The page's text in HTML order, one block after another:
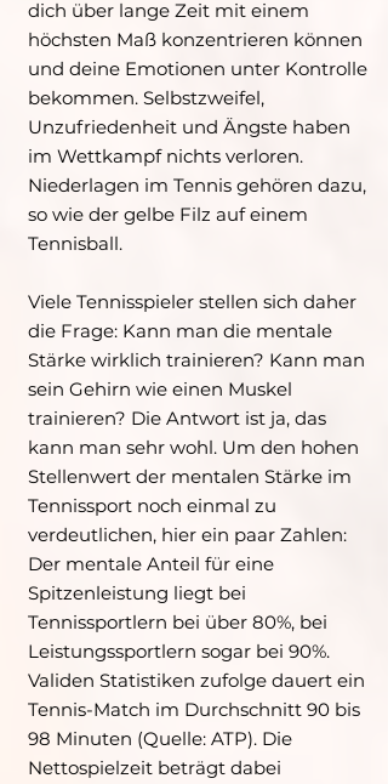
dich über lange Zeit mit einem
höchsten Maß konzentrieren können
und deine Emotionen unter Kontrolle
bekommen. Selbstzweifel,
Unzufriedenheit und Ängste haben
im Wettkampf nichts verloren.
Niederlagen im Tennis gehören dazu,
so wie der gelbe Filz auf einem
Tennisball.
Viele Tennisspieler stellen sich daher
die Frage: Kann man die mentale
Stärke wirklich trainieren? Kann man
sein Gehirn wie einen Muskel
trainieren? Die Antwort ist ja, das
kann man sehr wohl. Um den hohen
Stellenwert der mentalen Stärke im
Tennissport noch einmal zu
verdeutlichen, hier ein paar Zahlen:
Der mentale Anteil für eine
Spitzenleistung liegt bei
Tennissportlern bei über 80%, bei
Leistungssportlern sogar bei 90%.
Validen Statistiken zufolge dauert ein
Tennis-Match im Durchschnitt 90 bis
98 Minuten (Quelle: ATP). Die
Nettospielzeit beträgt dabei